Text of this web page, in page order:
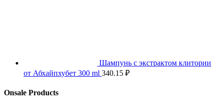
Шампунь с экстрактом клитории
от Абхайпхубет 300 ml 340.15 ₽
Onsale Products